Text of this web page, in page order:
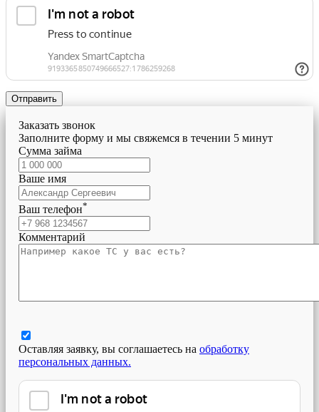
Отправить
Заказать звонок
Заполните форму и мы свяжемся в течении 5 минут
Сумма займа
Ваше имя
Ваш телефон*
Комментарий
Оставляя заявку, вы соглашаетесь на обработку
персональных данных.